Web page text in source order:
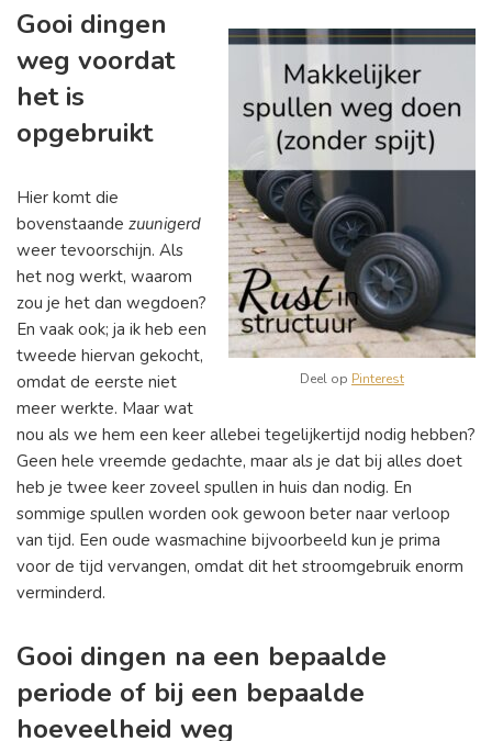
Deel op Pinterest
Gooi dingen
weg voordat
het is
opgebruikt
Hier komt die
bovenstaande zuunigerd
weer tevoorschijn. Als
het nog werkt, waarom
zou je het dan wegdoen?
En vaak ook; ja ik heb een
tweede hiervan gekocht,
omdat de eerste niet
meer werkte. Maar wat
nou als we hem een keer allebei tegelijkertijd nodig hebben?
Geen hele vreemde gedachte, maar als je dat bij alles doet
heb je twee keer zoveel spullen in huis dan nodig. En
sommige spullen worden ook gewoon beter naar verloop
van tijd. Een oude wasmachine bijvoorbeeld kun je prima
voor de tijd vervangen, omdat dit het stroomgebruik enorm
verminderd.
Gooi dingen na een bepaalde
periode of bij een bepaalde
hoeveelheid weg